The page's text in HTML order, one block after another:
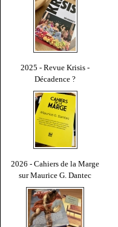
2025 - Revue Krisis -
Décadence ?
2026 - Cahiers de la Marge
sur Maurice G. Dantec